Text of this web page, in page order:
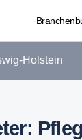
Holstein